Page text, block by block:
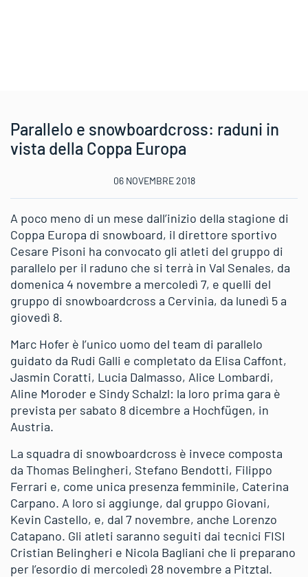
Parallelo e snowboardcross: raduni in
vista della Coppa Europa
06 NOVEMBRE 2018
A poco meno di un mese dall’inizio della stagione di
Coppa Europa di snowboard, il direttore sportivo
Cesare Pisoni ha convocato gli atleti del gruppo di
parallelo per il raduno che si terrà in Val Senales, da
domenica 4 novembre a mercoledì 7, e quelli del
gruppo di snowboardcross a Cervinia, da lunedì 5 a
giovedì 8.
Marc Hofer è l’unico uomo del team di parallelo
guidato da Rudi Galli e completato da Elisa Caffont,
Jasmin Coratti, Lucia Dalmasso, Alice Lombardi,
Aline Moroder e Sindy Schalzl: la loro prima gara è
prevista per sabato 8 dicembre a Hochfügen, in
Austria.
La squadra di snowboardcross è invece composta
da Thomas Belingheri, Stefano Bendotti, Filippo
Ferrari e, come unica presenza femminile, Caterina
Carpano. A loro si aggiunge, dal gruppo Giovani,
Kevin Castello, e, dal 7 novembre, anche Lorenzo
Catapano. Gli atleti saranno seguiti dai tecnici FISI
Cristian Belingheri e Nicola Bagliani che li preparano
per l’esordio di mercoledì 28 novembre a Pitztal.